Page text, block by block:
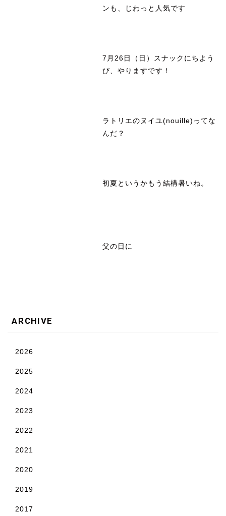
ンも、じわっと人気です
7月26日（日）スナックにちよう
び、やりますです！
ラトリエのヌイユ(nouille)ってな
んだ？
初夏というかもう結構暑いね。
父の日に
ARCHIVE
2026
2025
2024
2023
2022
2021
2020
2019
2017